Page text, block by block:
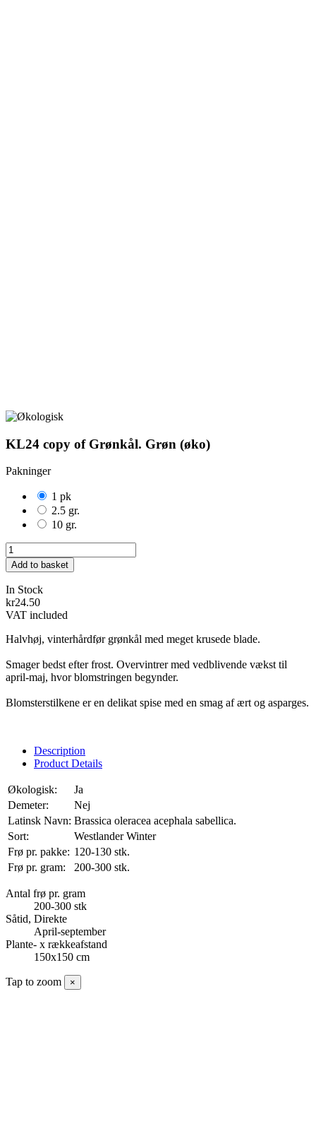
KL24 copy of Grønkål. Grøn (øko)
Pakninger
1 pk
2.5 gr.
10 gr.
Add to basket
In Stock
kr24.50
VAT included
Halvhøj, vinterhårdfør grønkål med meget krusede blade.
Smager bedst efter frost. Overvintrer med vedblivende vækst til
april-maj, hvor blomstringen begynder.
Blomsterstilkene er en delikat spise med en smag af ært og asparges.
Description
Product Details
Økologisk:
Ja
Demeter:
Nej
Latinsk Navn: Brassica oleracea acephala sabellica.
Sort:
Westlander Winter
Frø pr. pakke: 120-130 stk.
Frø pr. gram:
200-300 stk.
Antal frø pr. gram
200-300 stk
Såtid, Direkte
April-september
Plante- x rækkeafstand
150x150 cm
Tap to zoom ×